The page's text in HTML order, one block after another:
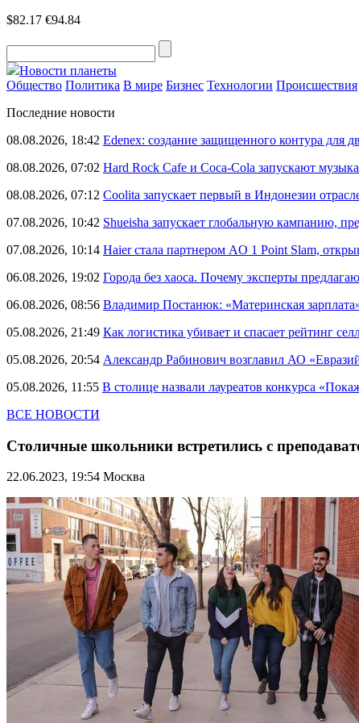
$82.17 €94.84
Новости планеты
Общество Политика В мире Бизнес Технологии Происшествия
Последние новости
08.08.2026, 18:42 Edenex: создание защищенного контура для
08.08.2026, 07:02 Hard Rock Cafe и Coca-Cola запускают
08.08.2026, 07:12 Coolita запускает первый в Индонезии
07.08.2026, 10:42 Shueisha запускает глобальную кампанию,
07.08.2026, 10:14 Haier стала партнером AO 1 Point Slam,
06.08.2026, 19:02 Города без хаоса. Почему эксперты
06.08.2026, 08:56 Владимир Постанюк: «Материнская
05.08.2026, 21:49 Как логистика убивает и спасает рейтинг
05.08.2026, 20:54 Александр Рабинович возглавил АО
05.08.2026, 11:55 В столице назвали лауреатов конкурса
ВСЕ НОВОСТИ
Столичные школьники встретились с
22.06.2023, 19:54 Москва